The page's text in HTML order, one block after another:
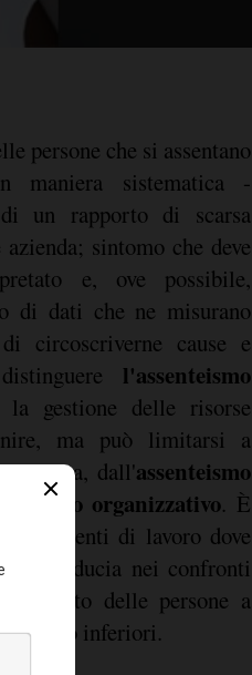
persone che si assentano
sistematica -
un rapporto di scarsa
sintomo che deve
e, ove possibile,
di dati che ne misurano
circoscriverne cause e
l'assenteismo
gestione delle risorse
ma può limitarsi a
corretta, dall'assenteismo
organizzativo. È
ambienti di lavoro dove
fiducia nei confronti
delle persone a
sono inferiori.